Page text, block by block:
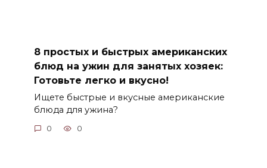
8 простых и быстрых американских
блюд на ужин для занятых хозяек:
Готовьте легко и вкусно!
Ищете быстрые и вкусные американские
блюда для ужина?
0 0